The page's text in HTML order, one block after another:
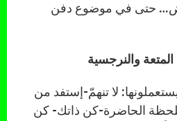
حتى في موضوع دفن
والنرجسية
لا تنهمّ-إستفد من
الحاضرة-كن ذاتك- كن